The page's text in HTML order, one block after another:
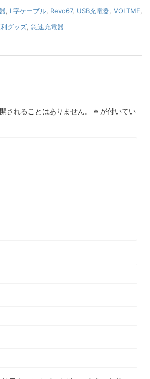
L字ケーブル Revo67, USB充電器 VOLTME
グッズ 急速充電器
されることはありません。 ※ が付いてい